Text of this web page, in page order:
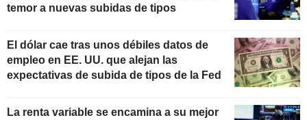
temor a nuevas subidas de tipos
El dólar cae tras unos débiles datos de
empleo en EE. UU. que alejan las
expectativas de subida de tipos de la Fed
La renta variable se encamina a su mejor